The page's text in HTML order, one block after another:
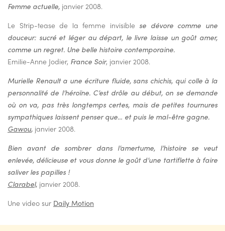
Femme actuelle, janvier 2008.
Le Strip-tease de la femme invisiblese dévore comme une
douceur: sucré et léger au départ, le livre laisse un goût amer,
comme un regret. Une belle histoire contemporaine.
Emilie-Anne Jodier, France Soir, janvier 2008.
Murielle Renault a une écriture fluide, sans chichis, qui colle à la
personnalité de l’héroïne. C’est drôle au début, on se demande
où on va, pas très longtemps certes, mais de petites tournures
sympathiques laissent penser que… et puis le mal-être gagne.
Gawou, janvier 2008.
Bien avant de sombrer dans l’amertume, l’histoire se veut
enlevée, délicieuse et vous donne le goût d’une tartiflette à faire
saliver les papilles !
Clarabel, janvier 2008.
Une video sur Daily Motion